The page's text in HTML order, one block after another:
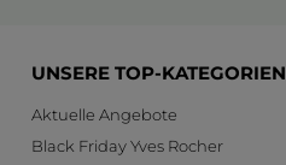
UNSERE TOP-KATEGORIEN
Aktuelle Angebote
Black Friday Yves Rocher